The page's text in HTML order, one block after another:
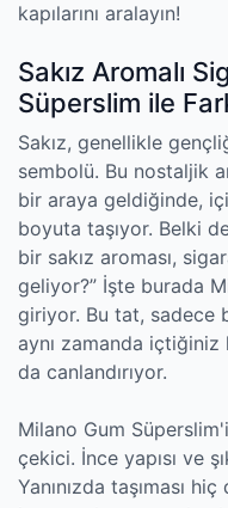
kapılarını aralayın!
Sakız Aromalı
Süperslim ile
Sakız, genellikle
sembolü. Bu nostaljik
bir araya geldiğinde,
boyuta taşıyor. Belki
bir sakız aroması,
geliyor?” İşte burada
giriyor. Bu tat, sadece
aynı zamanda
da canlandırıyor.
Milano Gum
çekici. İnce yapısı ve
Yanınızda taşıması